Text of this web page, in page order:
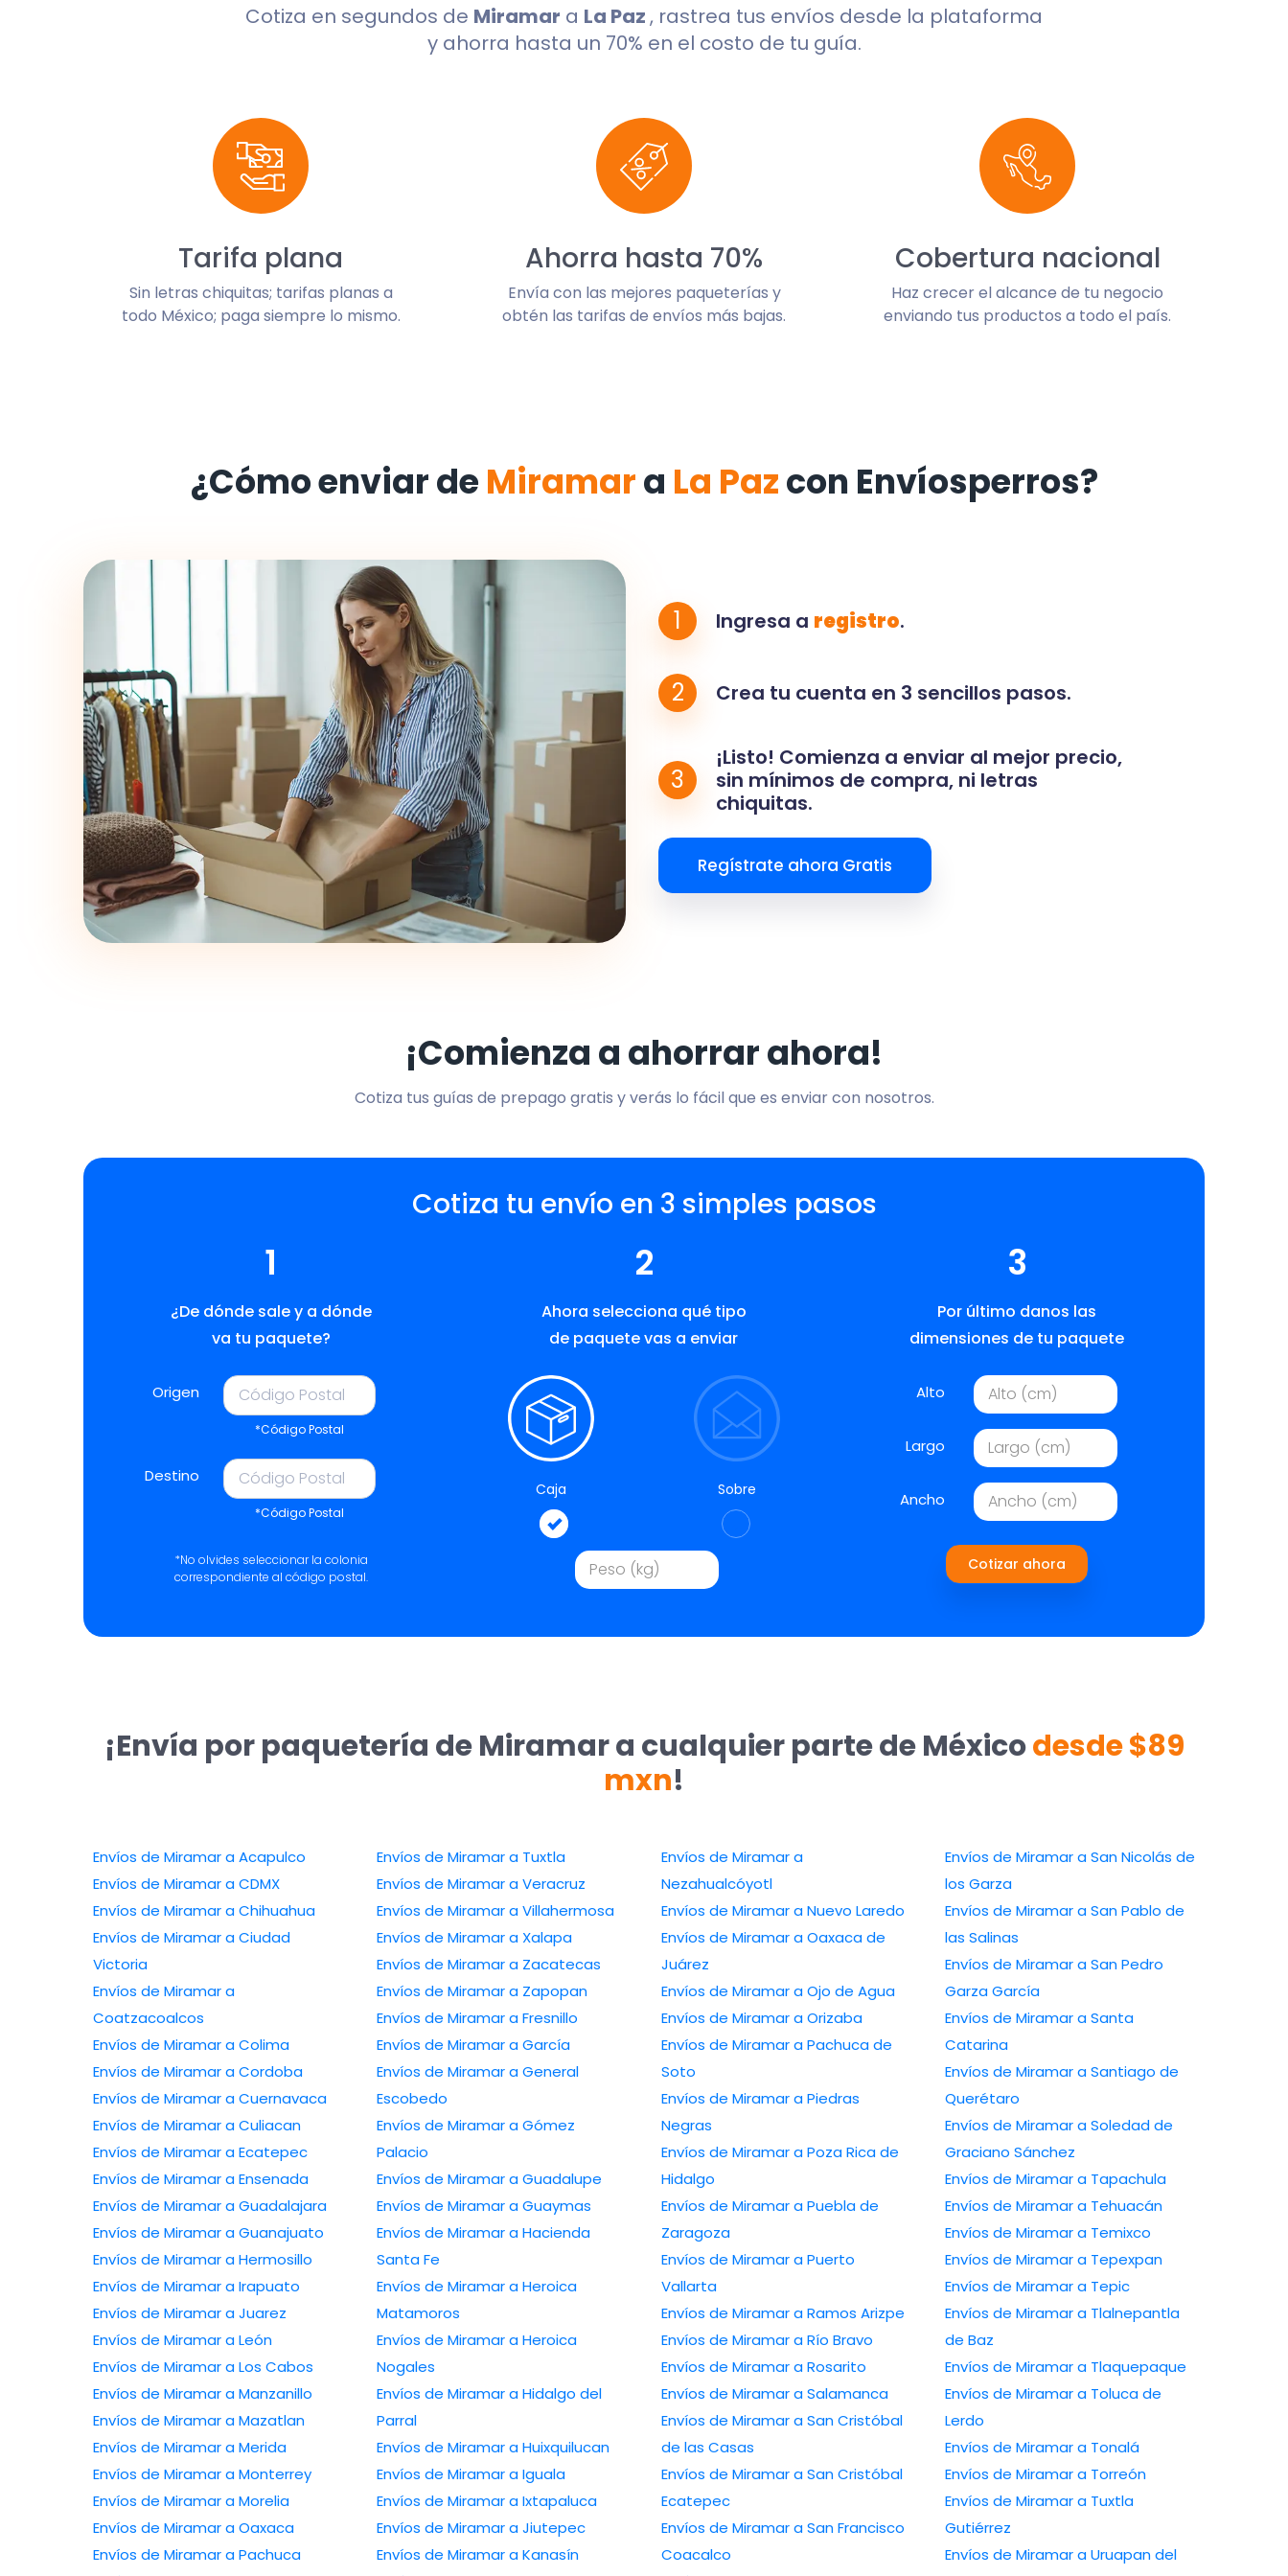
Cotiza en segundos de Miramar a La Paz, rastrea tus envíos desde la plataforma
y ahorra hasta un 70% en el costo de tu guía.
Tarifa plana
Sin letras chiquitas; tarifas planas a
todo México; paga siempre lo mismo.
Ahorra hasta 70%
Envía con las mejores paqueterías y
obtén las tarifas de envíos más bajas.
Cobertura nacional
Haz crecer el alcance de tu negocio
enviando tus productos a todo el país.
¿Cómo enviar de Miramara La Pazcon Envíosperros?
1 Ingresa a registro.
2 Crea tu cuenta en 3 sencillos pasos.
3
¡Listo! Comienza a enviar al mejor precio,
sin mínimos de compra, ni letras
chiquitas.
Regístrate ahora Gratis
¡Comienza a ahorrar ahora!
Cotiza tus guías de prepago gratis y verás lo fácil que es enviar con nosotros.
Cotiza tu envío en 3 simples pasos
1
¿De dónde sale y a dónde
va tu paquete?
Origen
*Código Postal
Destino
*Código Postal
*No olvides seleccionar la colonia
correspondiente al código postal.
2
Ahora selecciona qué tipo
de paquete vas a enviar
Caja Sobre
3
Por último danos las
dimensiones de tu paquete
Alto
Largo
Ancho
Cotizar ahora
¡Envía por paquetería de Miramar a cualquier parte de Méxicodesde $89
mxn!
Envíos de Miramar a Acapulco
Envíos de Miramar a CDMX
Envíos de Miramar a Chihuahua
Envíos de Miramar a Ciudad
Victoria
Envíos de Miramar a
Coatzacoalcos
Envíos de Miramar a Colima
Envíos de Miramar a Cordoba
Envíos de Miramar a Cuernavaca
Envíos de Miramar a Culiacan
Envíos de Miramar a Ecatepec
Envíos de Miramar a Ensenada
Envíos de Miramar a Guadalajara
Envíos de Miramar a Guanajuato
Envíos de Miramar a Hermosillo
Envíos de Miramar a Irapuato
Envíos de Miramar a Juarez
Envíos de Miramar a León
Envíos de Miramar a Los Cabos
Envíos de Miramar a Manzanillo
Envíos de Miramar a Mazatlan
Envíos de Miramar a Merida
Envíos de Miramar a Monterrey
Envíos de Miramar a Morelia
Envíos de Miramar a Oaxaca
Envíos de Miramar a Pachuca
Envíos de Miramar a Tuxtla
Envíos de Miramar a Veracruz
Envíos de Miramar a Villahermosa
Envíos de Miramar a Xalapa
Envíos de Miramar a Zacatecas
Envíos de Miramar a Zapopan
Envíos de Miramar a Fresnillo
Envíos de Miramar a García
Envíos de Miramar a General
Escobedo
Envíos de Miramar a Gómez
Palacio
Envíos de Miramar a Guadalupe
Envíos de Miramar a Guaymas
Envíos de Miramar a Hacienda
Santa Fe
Envíos de Miramar a Heroica
Matamoros
Envíos de Miramar a Heroica
Nogales
Envíos de Miramar a Hidalgo del
Parral
Envíos de Miramar a Huixquilucan
Envíos de Miramar a Iguala
Envíos de Miramar a Ixtapaluca
Envíos de Miramar a Jiutepec
Envíos de Miramar a Kanasín
Envíos de Miramar a
Nezahualcóyotl
Envíos de Miramar a Nuevo Laredo
Envíos de Miramar a Oaxaca de
Juárez
Envíos de Miramar a Ojo de Agua
Envíos de Miramar a Orizaba
Envíos de Miramar a Pachuca de
Soto
Envíos de Miramar a Piedras
Negras
Envíos de Miramar a Poza Rica de
Hidalgo
Envíos de Miramar a Puebla de
Zaragoza
Envíos de Miramar a Puerto
Vallarta
Envíos de Miramar a Ramos Arizpe
Envíos de Miramar a Río Bravo
Envíos de Miramar a Rosarito
Envíos de Miramar a Salamanca
Envíos de Miramar a San Cristóbal
de las Casas
Envíos de Miramar a San Cristóbal
Ecatepec
Envíos de Miramar a San Francisco
Coacalco
Envíos de Miramar a San Nicolás de
los Garza
Envíos de Miramar a San Pablo de
las Salinas
Envíos de Miramar a San Pedro
Garza García
Envíos de Miramar a Santa
Catarina
Envíos de Miramar a Santiago de
Querétaro
Envíos de Miramar a Soledad de
Graciano Sánchez
Envíos de Miramar a Tapachula
Envíos de Miramar a Tehuacán
Envíos de Miramar a Temixco
Envíos de Miramar a Tepexpan
Envíos de Miramar a Tepic
Envíos de Miramar a Tlalnepantla
de Baz
Envíos de Miramar a Tlaquepaque
Envíos de Miramar a Toluca de
Lerdo
Envíos de Miramar a Tonalá
Envíos de Miramar a Torreón
Envíos de Miramar a Tuxtla
Gutiérrez
Envíos de Miramar a Uruapan del